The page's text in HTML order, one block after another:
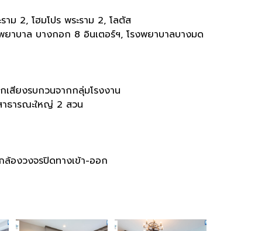
าม 2, โฮมโปร พระราม 2, โลตัส
ยาบาล บางกอก 8 อินเตอร์ฯ, โรงพยาบาลบางมด
เสียงรบกวนจากกลุ่มโรงงาน
ธารณะใหญ่ 2 สวน
องวงจรปิดทางเข้า-ออก